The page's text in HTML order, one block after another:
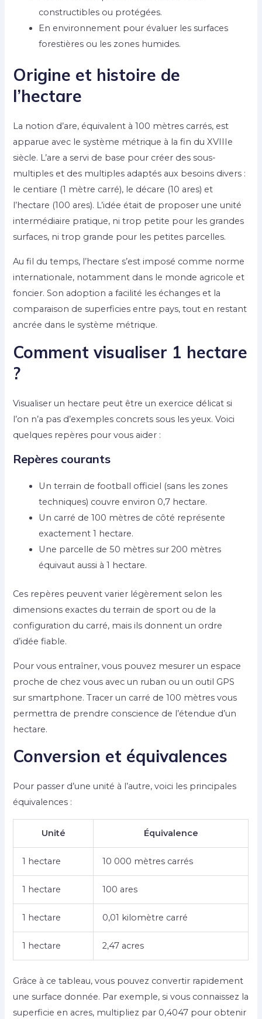
constructibles ou protégées.
En environnement pour évaluer les surfaces
forestières ou les zones humides.
Origine et histoire de
l’hectare
La notion d’are, équivalent à 100 mètres carrés, est
apparue avec le système métrique à la fin du XVIIIe
siècle. L’are a servi de base pour créer des sous-
multiples et des multiples adaptés aux besoins divers :
le centiare (1 mètre carré), le décare (10 ares) et
l’hectare (100 ares). L’idée était de proposer une unité
intermédiaire pratique, ni trop petite pour les grandes
surfaces, ni trop grande pour les petites parcelles.
Au fil du temps, l’hectare s’est imposé comme norme
internationale, notamment dans le monde agricole et
foncier. Son adoption a facilité les échanges et la
comparaison de superficies entre pays, tout en restant
ancrée dans le système métrique.
Comment visualiser 1 hectare
?
Visualiser un hectare peut être un exercice délicat si
l’on n’a pas d’exemples concrets sous les yeux. Voici
quelques repères pour vous aider :
Repères courants
Un terrain de football officiel (sans les zones
techniques) couvre environ 0,7 hectare.
Un carré de 100 mètres de côté représente
exactement 1 hectare.
Une parcelle de 50 mètres sur 200 mètres
équivaut aussi à 1 hectare.
Ces repères peuvent varier légèrement selon les
dimensions exactes du terrain de sport ou de la
configuration du carré, mais ils donnent un ordre
d’idée fiable.
Pour vous entraîner, vous pouvez mesurer un espace
proche de chez vous avec un ruban ou un outil GPS
sur smartphone. Tracer un carré de 100 mètres vous
permettra de prendre conscience de l’étendue d’un
hectare.
Conversion et équivalences
Pour passer d’une unité à l’autre, voici les principales
équivalences :
Unité Équivalence
1 hectare 10 000 mètres carrés
1 hectare 100 ares
1 hectare 0,01 kilomètre carré
1 hectare 2,47 acres
Grâce à ce tableau, vous pouvez convertir rapidement
une surface donnée. Par exemple, si vous connaissez la
superficie en acres, multipliez par 0,4047 pour obtenir